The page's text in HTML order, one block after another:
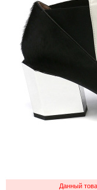
Данный